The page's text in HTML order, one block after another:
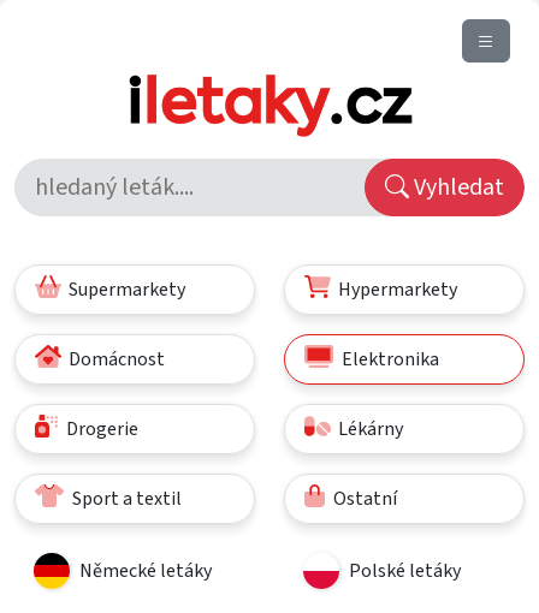
Vyhledat
Supermarkety Hypermarkety
Domácnost Elektronika
Drogerie Lékárny
Sport a textil Ostatní
Německé letáky Polské letáky